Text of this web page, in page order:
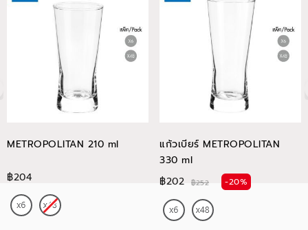
METROPOLITAN 210 ml
฿204
แก้วเบียร์ METROPOLITAN
330 ml
฿202
฿252 -20%